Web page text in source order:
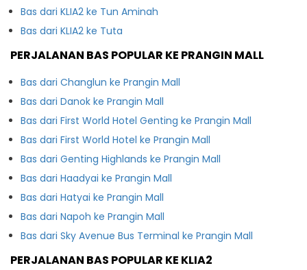
Bas dari KLIA2 ke Tun Aminah
Bas dari KLIA2 ke Tuta
PERJALANAN BAS POPULAR KE PRANGIN MALL
Bas dari Changlun ke Prangin Mall
Bas dari Danok ke Prangin Mall
Bas dari First World Hotel Genting ke Prangin Mall
Bas dari First World Hotel ke Prangin Mall
Bas dari Genting Highlands ke Prangin Mall
Bas dari Haadyai ke Prangin Mall
Bas dari Hatyai ke Prangin Mall
Bas dari Napoh ke Prangin Mall
Bas dari Sky Avenue Bus Terminal ke Prangin Mall
PERJALANAN BAS POPULAR KE KLIA2